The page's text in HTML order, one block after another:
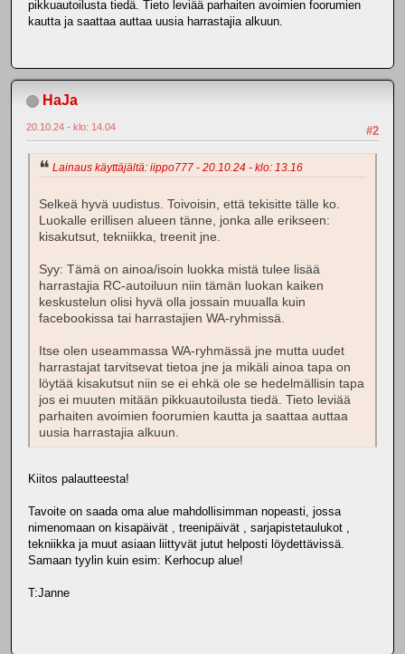
pikkuautoilusta tiedä. Tieto leviää parhaiten avoimien foorumien
kautta ja saattaa auttaa uusia harrastajia alkuun.
HaJa
#2
20.10.24 - klo: 14.04
Lainaus käyttäjältä: iippo777 - 20.10.24 - klo: 13.16
Selkeä hyvä uudistus. Toivoisin, että tekisitte tälle ko.
Luokalle erillisen alueen tänne, jonka alle erikseen:
kisakutsut, tekniikka, treenit jne.
Syy: Tämä on ainoa/isoin luokka mistä tulee lisää
harrastajia RC-autoiluun niin tämän luokan kaiken
keskustelun olisi hyvä olla jossain muualla kuin
facebookissa tai harrastajien WA-ryhmissä.
Itse olen useammassa WA-ryhmässä jne mutta uudet
harrastajat tarvitsevat tietoa jne ja mikäli ainoa tapa on
löytää kisakutsut niin se ei ehkä ole se hedelmällisin tapa
jos ei muuten mitään pikkuautoilusta tiedä. Tieto leviää
parhaiten avoimien foorumien kautta ja saattaa auttaa
uusia harrastajia alkuun.
Kiitos palautteesta!
Tavoite on saada oma alue mahdollisimman nopeasti, jossa
nimenomaan on kisapäivät , treenipäivät , sarjapistetaulukot ,
tekniikka ja muut asiaan liittyvät jutut helposti löydettävissä.
Samaan tyylin kuin esim: Kerhocup alue!
T:Janne